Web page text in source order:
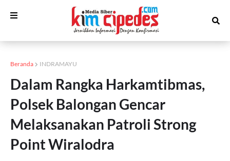
Beranda INDRAMAYU
Dalam Rangka Harkamtibmas,
Polsek Balongan Gencar
Melaksanakan Patroli Strong
Point Wiralodra